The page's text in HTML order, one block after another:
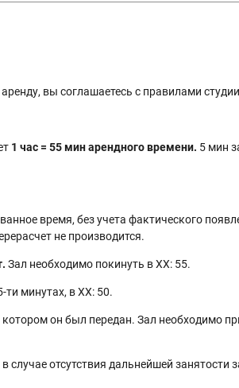
вы соглашаетесь с правилами
1 час = 55 мин арендного времени. 5 мин
время, без учета фактического
не производится.
Зал необходимо покинуть в ХХ: 55.
минутах, в ХХ: 50.
он был передан. Зал необходимо
отсутствия дальнейшей